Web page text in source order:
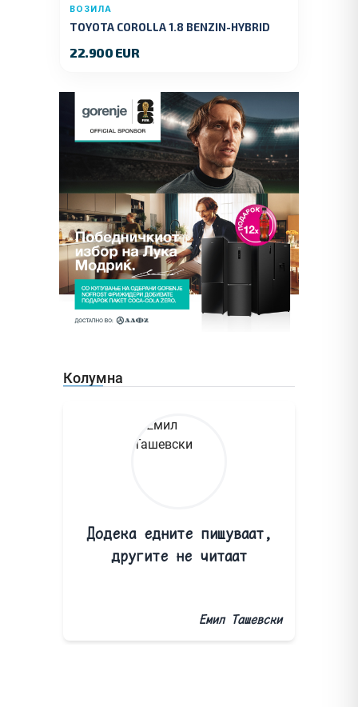
ВОЗИЛА
TOYOTA COROLLA 1.8 BENZIN-HYBRID
22.900 EUR
Колумна
Додека едните пишуваат,
другите не читаат
Емил Ташевски